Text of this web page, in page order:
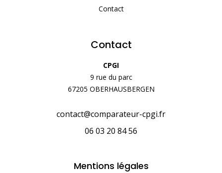
Contact
Contact
CPGI
9 rue du parc
67205 OBERHAUSBERGEN
contact@comparateur-cpgi.fr
06 03 20 84 56
Mentions légales